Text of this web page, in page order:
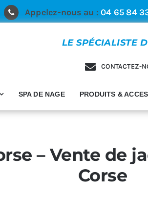
Appelez-nous au :04 65 84
LE SPÉCIALISTE
CONTACTEZ-
SPA DE NAGE PRODUITS &
– Vente de
Corse